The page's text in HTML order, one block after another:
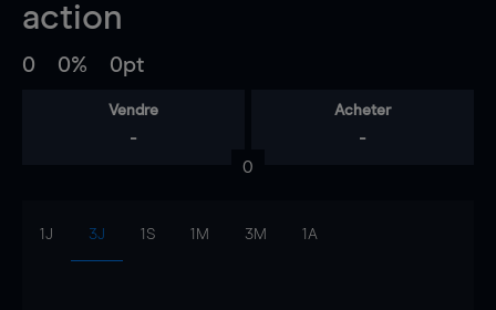
action
0 0% 0pt
Vendre
-
Acheter
-
0
1J 3J 1S 1M 3M 1A